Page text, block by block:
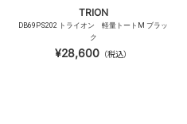
TRION
DB69PS202 トライオン 軽量トートM ブラッ
ク
¥28,600 （税込）